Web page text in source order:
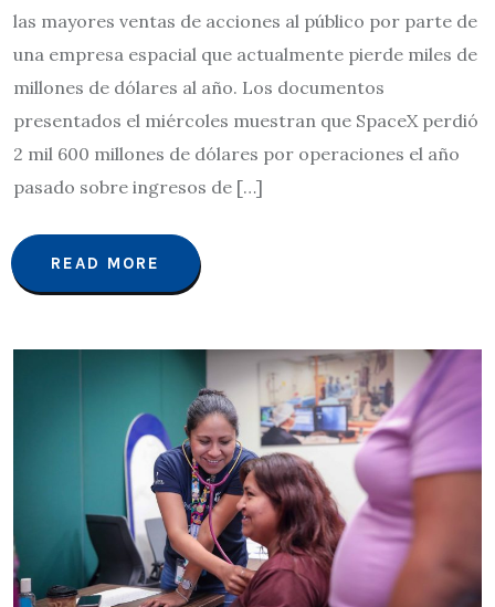
las mayores ventas de acciones al público por parte de
una empresa espacial que actualmente pierde miles de
millones de dólares al año. Los documentos
presentados el miércoles muestran que SpaceX perdió
2 mil 600 millones de dólares por operaciones el año
pasado sobre ingresos de […]
READ MORE